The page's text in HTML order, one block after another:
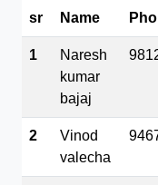
भव.mp3
sr Name
1
Naresh
kumar
bajaj
2
Vinod
valecha